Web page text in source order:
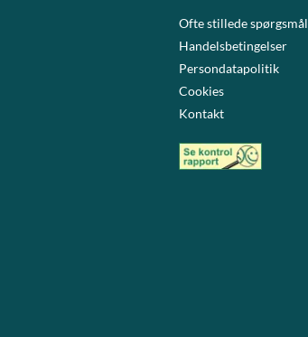
Ofte stillede spørgsmål
Handelsbetingelser
Persondatapolitik
Cookies
Kontakt